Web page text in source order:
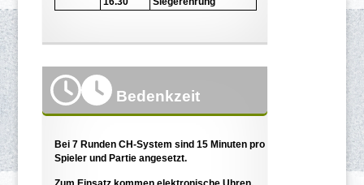
Bedenkzeit
Bei 7 Runden CH-System sind 15 Minuten pro
Spieler und Partie angesetzt.